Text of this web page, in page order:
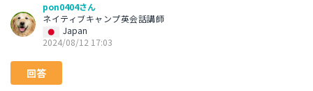
pon0404さん
ネイティブキャンプ英会話講師
Japan
2024/08/12 17:03
回答